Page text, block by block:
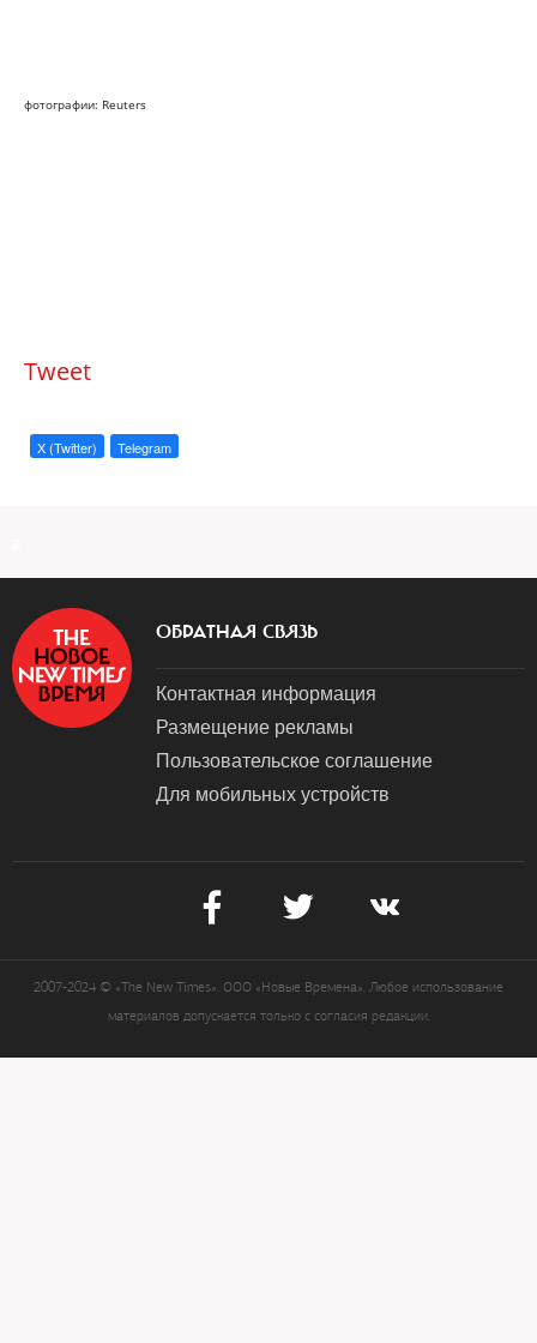
фотографии: Reuters
Tweet
X (Twitter) Telegram
ОБРАТНАЯ СВЯЗЬ
Контактная информация
Размещение рекламы
Пользовательское соглашение
Для мобильных устройств
2007-2024 © «The New Times». ООО «Новые Времена». Любое использование
материалов допускается только с согласия редакции.